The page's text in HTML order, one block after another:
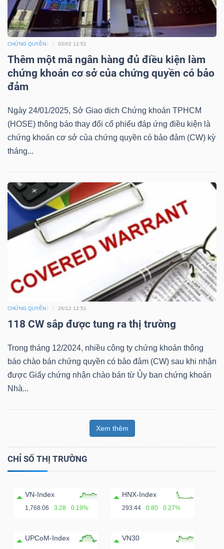
CHỨNG QUYỀN 03/02 12:52
Thêm một mã ngân hàng đủ điều kiện làm
chứng khoán cơ sở của chứng quyền có bảo
đảm
Ngày 24/01/2025, Sở Giao dịch Chứng khoán TPHCM
(HOSE) thông báo thay đổi cổ phiếu đáp ứng điều kiện là
chứng khoán cơ sở của chứng quyền có bảo đảm (CW) kỳ
tháng...
CHỨNG QUYỀN 26/12 12:51
118 CW sắp được tung ra thị trường
Trong tháng 12/2024, nhiều công ty chứng khoán thông
báo chào bán chứng quyền có bảo đảm (CW) sau khi nhận
được Giấy chứng nhận chào bán từ Ủy ban chứng khoán
Nhà...
Xem thêm
CHỈ SỐ THỊ TRƯỜNG
VN-Index
1,768.06 3.28 0.19%
HNX-Index
293.44 0.80 0.27%
UPCoM-Index VN30
(-)
Tất cả Người nội bộ Người liên quan Cổ đông lớn
Tin
tức
(-)
Bài
viết
của
(-)
Báo
cáo
(-)
Thuật
ngữ
Dịch
vụ
tạo